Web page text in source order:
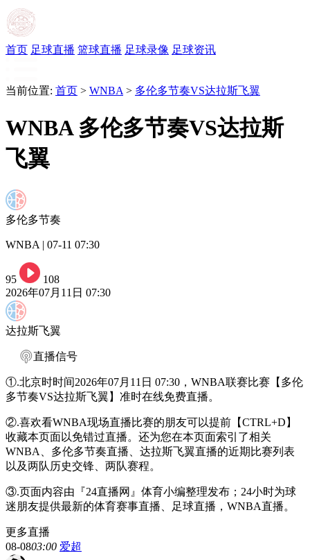
首页 足球直播 篮球直播 足球录像 足球资讯
当前位置: 首页 > WNBA > 多伦多节奏VS达拉斯飞翼
WNBA 多伦多节奏VS达拉斯
飞翼
多伦多节奏
WNBA | 07-11 07:30
95
108
2026年07月11日 07:30
达拉斯飞翼
直播信号
①.北京时时间2026年07月11日 07:30，WNBA联赛比赛【多伦
多节奏VS达拉斯飞翼】准时在线免费直播。
②.喜欢看WNBA现场直播比赛的朋友可以提前【CTRL+D】
收藏本页面以免错过直播。还为您在本页面索引了相关
WNBA、多伦多节奏直播、达拉斯飞翼直播的近期比赛列表
以及两队历史交锋、两队赛程。
③.页面内容由『24直播网』体育小编整理发布；24小时为球
迷朋友提供最新的体育赛事直播、足球直播，WNBA直播。
更多直播
08-0803:00 爱超